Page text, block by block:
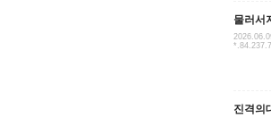
물러서
진격의